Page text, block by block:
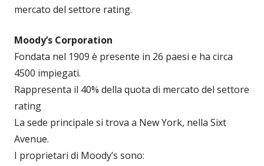
mercato del settore rating.
Moody’s Corporation
Fondata nel 1909 è presente in 26 paesi e ha circa
4500 impiegati.
Rappresenta il 40% della quota di mercato del settore
rating
La sede principale si trova a New York, nella Sixt
Avenue.
I proprietari di Moody’s sono: